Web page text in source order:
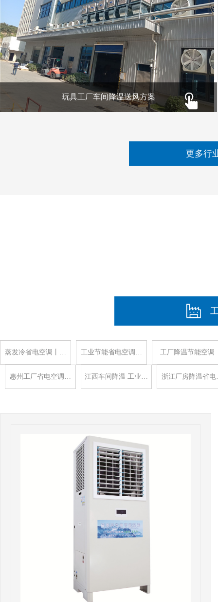
玩具工厂车间降温送风方案
更多行
蒸发冷省电空调丨… 工业节能省电空调… 工厂降温节能空调
惠州工厂省电空调… 江西车间降温 工业… 浙江厂房降温省